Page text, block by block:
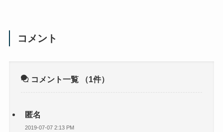
コメント
コメント一覧 （1件）
匿名
2019-07-07 2:13 PM